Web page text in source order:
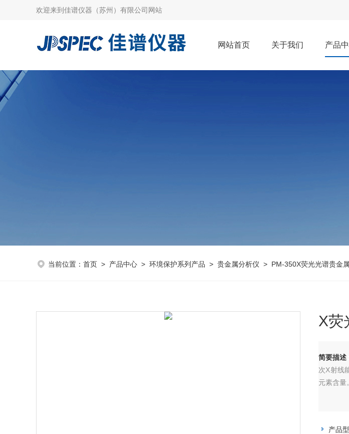
欢迎来到 佳谱仪器（苏州）有限公司网站
网站首页 关于我们 产品
当前位置： 首页 > 产品中心 > 环境保护系列产品 > 贵金属分析仪 > PM-350X荧光光谱贵金
X荧
简要描述
次X射线
元素含量。
产品